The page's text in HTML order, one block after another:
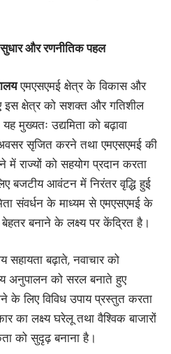
और रणनीतिक पहल
एमएसएमई क्षेत्र के विकास और
इस क्षेत्र को सशक्त और गतिशील
मुख्यतः उद्यमिता को बढ़ावा
सृजित करने तथा एमएसएमई की
में राज्यों को सहयोग प्रदान करता
बजटीय आवंटन में निरंतर वृद्धि हुई
संवर्धन के माध्यम से एमएसएमई के
बनाने के लक्ष्य पर केंद्रित है।
बढ़ाते, नवाचार को
अनुपालन को सरल बनाते हुए
के लिए विविध उपाय प्रस्तुत करता
का लक्ष्य घरेलू तथा वैश्विक बाजारों
को सुदृढ़ बनाना है।